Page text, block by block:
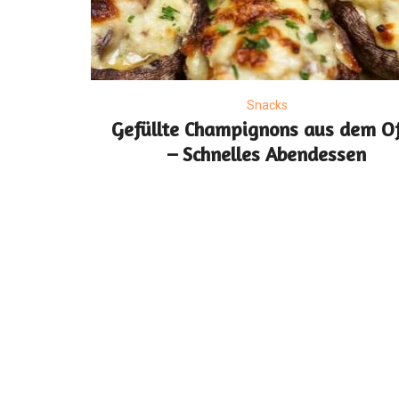
Snacks
Gefüllte Champignons aus dem
– Schnelles Abendessen